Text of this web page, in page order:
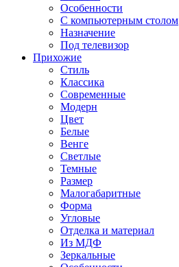
Особенности
С компьютерным столом
Назначение
Под телевизор
Прихожие
Стиль
Классика
Современные
Модерн
Цвет
Белые
Венге
Светлые
Темные
Размер
Малогабаритные
Форма
Угловые
Отделка и материал
Из МДФ
Зеркальные